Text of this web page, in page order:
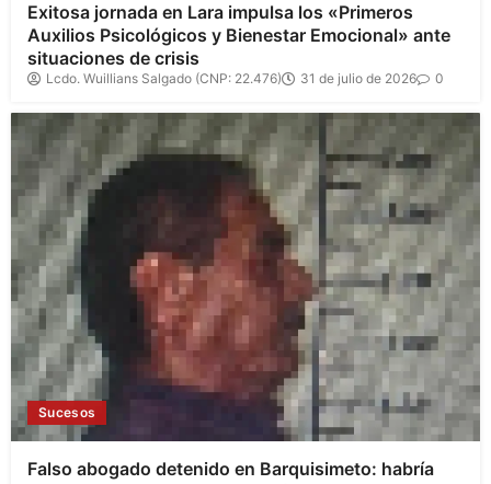
Exitosa jornada en Lara impulsa los «Primeros
Auxilios Psicológicos y Bienestar Emocional» ante
situaciones de crisis
Lcdo. Wuillians Salgado (CNP: 22.476) 31 de julio de 2026 0
Sucesos
Falso abogado detenido en Barquisimeto: habría